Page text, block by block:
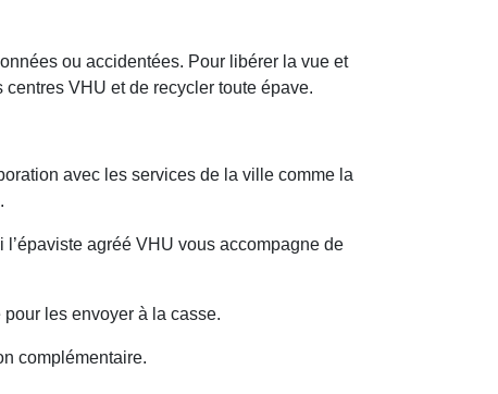
ou accidentées. Pour libérer la vue et
VHU et de recycler toute épave.
avec les services de la ville comme la
agréé VHU vous accompagne de
les envoyer à la casse.
complémentaire.